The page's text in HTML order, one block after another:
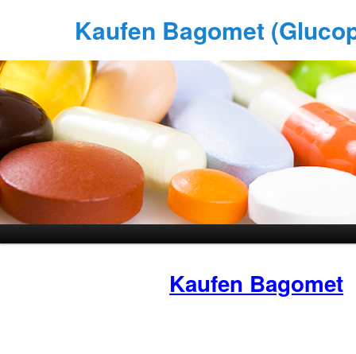
Kaufen Bagomet
Kaufen Bagomet